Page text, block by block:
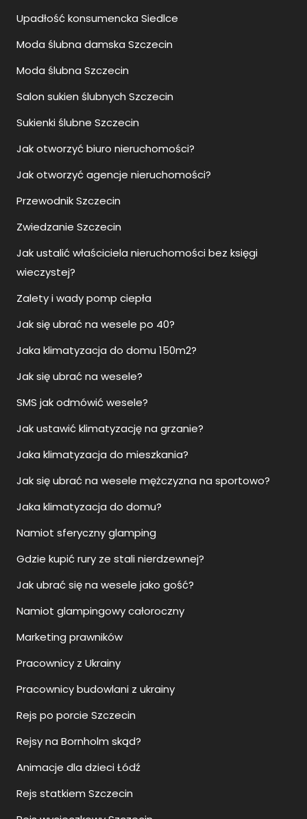
Upadłość konsumencka Siedlce
Moda ślubna damska Szczecin
Moda ślubna Szczecin
Salon sukien ślubnych Szczecin
Sukienki ślubne Szczecin
Jak otworzyć biuro nieruchomości?
Jak otworzyć agencje nieruchomości?
Przewodnik Szczecin
Zwiedzanie Szczecin
Jak ustalić właściciela nieruchomości bez księgi
wieczystej?
Zalety i wady pomp ciepła
Jak się ubrać na wesele po 40?
Jaka klimatyzacja do domu 150m2?
Jak się ubrać na wesele?
SMS jak odmówić wesele?
Jak ustawić klimatyzację na grzanie?
Jaka klimatyzacja do mieszkania?
Jak się ubrać na wesele mężczyzna na sportowo?
Jaka klimatyzacja do domu?
Namiot sferyczny glamping
Gdzie kupić rury ze stali nierdzewnej?
Jak ubrać się na wesele jako gość?
Namiot glampingowy całoroczny
Marketing prawników
Pracownicy z Ukrainy
Pracownicy budowlani z ukrainy
Rejs po porcie Szczecin
Rejsy na Bornholm skąd?
Animacje dla dzieci Łódź
Rejs statkiem Szczecin